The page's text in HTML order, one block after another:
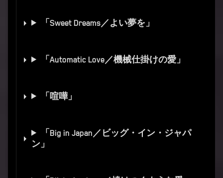
「Sweet Dreams／よい夢を」
「Automatic Love／機械仕掛けの愛」
「喧嘩」
「Big in Japan／ビッグ・イン・ジャパ
ン」